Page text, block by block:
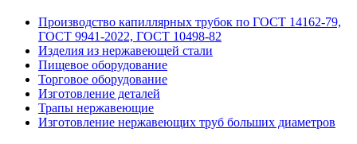
Производство капиллярных трубок по ГОСТ 14162-79,
ГОСТ 9941-2022, ГОСТ 10498-82
Изделия из нержавеющей стали
Пищевое оборудование
Торговое оборудование
Изготовление деталей
Трапы нержавеющие
Изготовление нержавеющих труб больших диаметров